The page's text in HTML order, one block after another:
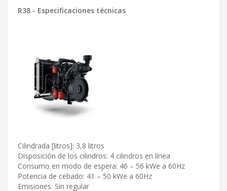
R38 - Especificaciones técnicas
Cilindrada [litros]: 3,8 litros
Disposición de los cilindros: 4 cilindros en línea
Consumo en modo de espera: 46 – 56 kWe a 60Hz
Potencia de cebado: 41 – 50 kWe a 60Hz
Emisiones: Sin regular